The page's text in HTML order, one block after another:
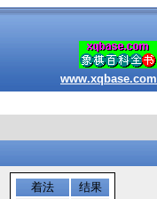
www.xqbase.com
着法
结果